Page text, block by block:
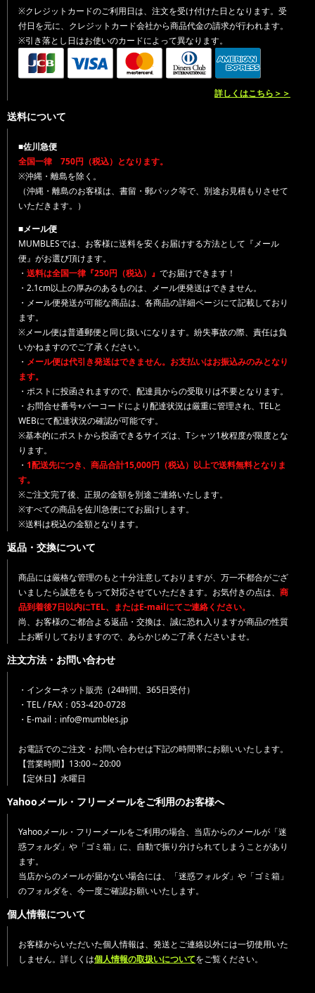
※クレジットカードのご利用日は、注文を受け付けた日となります。受
付日を元に、クレジットカード会社から商品代金の請求が行われます。
※引き落とし日はお使いのカードによって異なります。
詳しくはこちら＞＞
送料について
■佐川急便
全国一律 750円（税込）となります。
※沖縄・離島を除く。
（沖縄・離島のお客様は、書留・郵パック等で、別途お見積もりさせて
いただきます。）
■メール便
MUMBLESでは、お客様に送料を安くお届けする方法として『メール
便』がお選び頂けます。
・ 送料は全国一律『250円（税込）』 でお届けできます！
・2.1cm以上の厚みのあるものは、メール便発送はできません。
・メール便発送が可能な商品は、各商品の詳細ページにて記載しており
ます。
※メール便は普通郵便と同じ扱いになります。紛失事故の際、責任は負
いかねますのでご了承ください。
・ メール便は代引き発送はできません。お支払いはお振込みのみとなり
ます。
・ポストに投函されますので、配達員からの受取りは不要となります。
・お問合せ番号+バーコードにより配達状況は厳重に管理され、TELと
WEBにて配達状況の確認が可能です。
※基本的にポストから投函できるサイズは、Tシャツ1枚程度が限度とな
ります。
・ 1配送先につき、商品合計15,000円（税込）以上で送料無料となりま
す。
※ご注文完了後、正規の金額を別途ご連絡いたします。
※すべての商品を佐川急便にてお届けします。
※送料は税込の金額となります。
返品・交換について
商品には厳格な管理のもと十分注意しておりますが、万一不都合がござ
いましたら誠意をもって対応させていただきます。お気付きの点は、 商
品到着後7日以内にTEL、またはE-mailにてご連絡ください。
尚、お客様のご都合よる返品・交換は、誠に恐れ入りますが商品の性質
上お断りしておりますので、あらかじめご了承くださいませ。
注文方法・お問い合わせ
・インターネット販売（24時間、365日受付）
・TEL / FAX：053-420-0728
・E-mail：info@mumbles.jp
お電話でのご注文・お問い合わせは下記の時間帯にお願いいたします。
【営業時間】13:00～20:00
【定休日】水曜日
Yahooメール・フリーメールをご利用のお客様へ
Yahooメール・フリーメールをご利用の場合、当店からのメールが「迷
惑フォルダ」や「ゴミ箱」に、自動で振り分けられてしまうことがあり
ます。
当店からのメールが届かない場合には、「迷惑フォルダ」や「ゴミ箱」
のフォルダを、今一度ご確認お願いいたします。
個人情報について
お客様からいただいた個人情報は、発送とご連絡以外には一切使用いた
しません。詳しくは個人情報の取扱いについてをご覧ください。